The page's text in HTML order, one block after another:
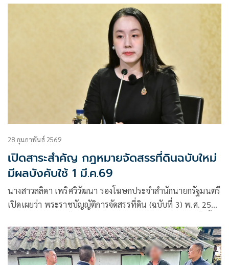
28 กุมภาพันธ์ 2569
เปิดสาระสำคัญ กฎหมายจัดสรรที่ดินฉบับใหม่
มีผลบังคับใช้ 1 มี.ค.69
นางสาวลลิดา เพริศวิวัฒนา รองโฆษกประจำสำนักนายกรัฐมนตรี
เปิดเผยว่า พระราชบัญญัติการจัดสรรที่ดิน (ฉบับที่ 3) พ.ศ. 2568
การแก้ไขกฎหมายครั้งนี้มีเป้าหมายสำคัญเพื่อ